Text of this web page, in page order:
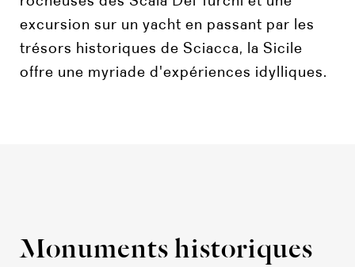
excursion sur un yacht en passant par les
trésors historiques de Sciacca, la Sicile
offre une myriade d'expériences idylliques.
Monuments historiques